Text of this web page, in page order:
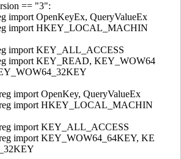
== "3":
import OpenKeyEx, QueryValueEx
import HKEY_LOCAL_MACHIN
import KEY_ALL_ACCESS
import KEY_READ, KEY_WOW64
import OpenKey, QueryValueEx
import HKEY_LOCAL_MACHIN
import KEY_ALL_ACCESS
import KEY_WOW64_64KEY, KE